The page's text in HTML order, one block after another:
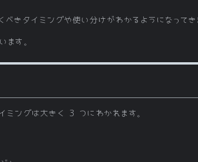
タイミングや使い分けがわかるようになってき
ます。
ングは大きく 3 つにわかれます。